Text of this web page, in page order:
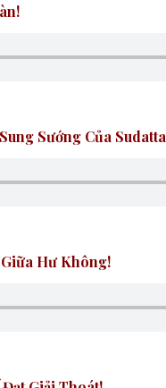
Sướng Của Sudatta
Giữa Hư Không!